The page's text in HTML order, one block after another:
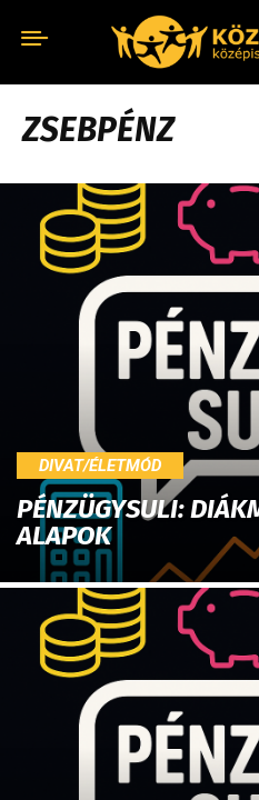
ZSEBPÉNZ
DIVAT/ÉLETMÓD
PÉNZÜGYSULI:
ALAPOK